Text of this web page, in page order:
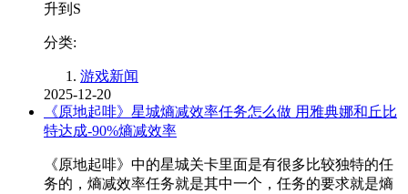
升到S
分类:
游戏新闻
2025-12-20
《原地起啡》星城熵减效率任务怎么做 用雅典娜和丘比
特达成-90%熵减效率
《原地起啡》中的星城关卡里面是有很多比较独特的任
务的，熵减效率任务就是其中一个，任务的要求就是熵